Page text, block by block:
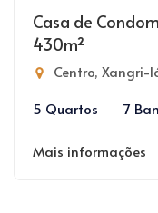
Casa de
430m²
Centro, Xangri-
5 Quartos
7
Mais informações